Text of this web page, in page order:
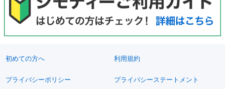
初めての方へ 利用規約
プライバシーポリシー プライバシーステートメント